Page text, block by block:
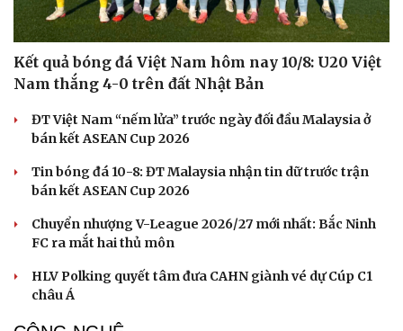
Cải chính
Kết quả bóng đá Việt Nam hôm nay 10/8: U20 Việt
Nam thắng 4-0 trên đất Nhật Bản
ĐT Việt Nam “nếm lửa” trước ngày đối đầu Malaysia ở
bán kết ASEAN Cup 2026
Tin bóng đá 10-8: ĐT Malaysia nhận tin dữ trước trận
bán kết ASEAN Cup 2026
Chuyển nhượng V-League 2026/27 mới nhất: Bắc Ninh
FC ra mắt hai thủ môn
HLV Polking quyết tâm đưa CAHN giành vé dự Cúp C1
châu Á